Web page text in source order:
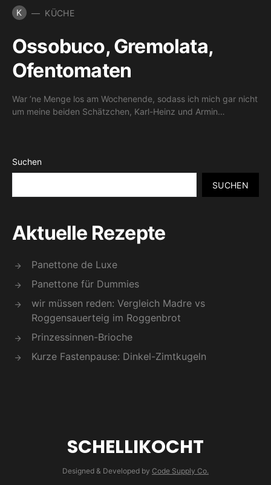
K KÜCHE
Ossobuco, Gremolata,
Ofentomaten
War ’ne Menge los am Wochenende, sodass ich mich gar nicht
um meine beiden Schätzchen, Karl-Heinz und Armin…
Suchen
SUCHEN
Aktuelle Rezepte
Panettone de Luxe
Panettone für Dummies
wir müssen reden: Vergleich Madre vs
Roggensauerteig im Roggenbrot
Prinzessinnen-Brioche
Kurze Fastenpause: Dinkel-Zimtkugeln
SCHELLIKOCHT
Designed & Developed by Code Supply Co.